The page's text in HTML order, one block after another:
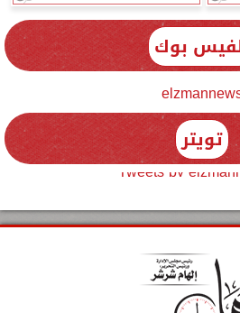
بوك
تويتر
Tweets by